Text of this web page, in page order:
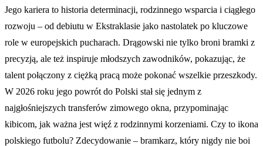
Jego kariera to historia determinacji, rodzinnego wsparcia i ciągłego
rozwoju – od debiutu w Ekstraklasie jako nastolatek po kluczowe
role w europejskich pucharach. Drągowski nie tylko broni bramki z
precyzją, ale też inspiruje młodszych zawodników, pokazując, że
talent połączony z ciężką pracą może pokonać wszelkie przeszkody.
W 2026 roku jego powrót do Polski stał się jednym z
najgłośniejszych transferów zimowego okna, przypominając
kibicom, jak ważna jest więź z rodzinnymi korzeniami. Czy to ikona
polskiego futbolu? Zdecydowanie – bramkarz, który nigdy nie boi